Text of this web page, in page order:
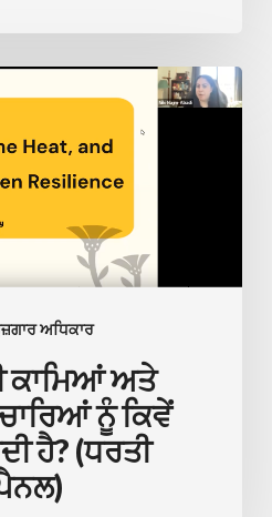
ਅਧਿਕਾਰ
ਕਾਮਿਆਂ ਅਤੇ
ਨੂੰ ਕਿਵੇਂ
ਹੈ? (ਧਰਤੀ